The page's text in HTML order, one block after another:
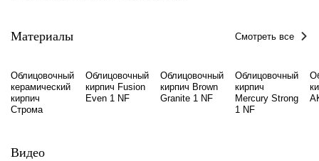
Материалы Смотреть все
Облицовочный
керамический
кирпич
Строма
Облицовочный
кирпич Fusion
Even 1 NF
Облицовочный
кирпич Brown
Granite 1 NF
Облицовочный
кирпич
Mercury Strong
1 NF
Видео